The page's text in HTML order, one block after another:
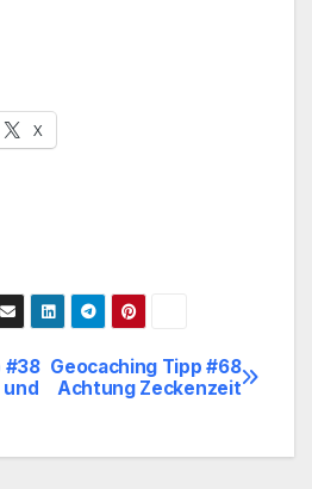
X
Geocaching Tipp #68
Achtung Zeckenzeit
#38
und